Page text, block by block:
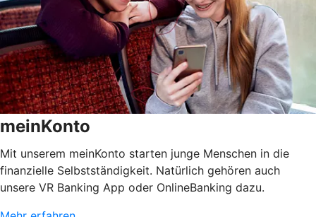
meinKonto
Mit unserem meinKonto starten junge Menschen in die
finanzielle Selbstständigkeit. Natürlich gehören auch
unsere VR Banking App oder OnlineBanking dazu.